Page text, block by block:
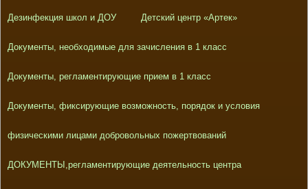
Дезинфекция школ и ДОУ Детский центр «Артек»
Документы, необходимые для зачисления в 1 класс
Документы, регламентирующие прием в 1 класс
Документы, фиксирующие возможность, порядок и условия
физическими лицами добровольных пожертвований
ДОКУМЕНТЫ,регламентирующие деятельность центра